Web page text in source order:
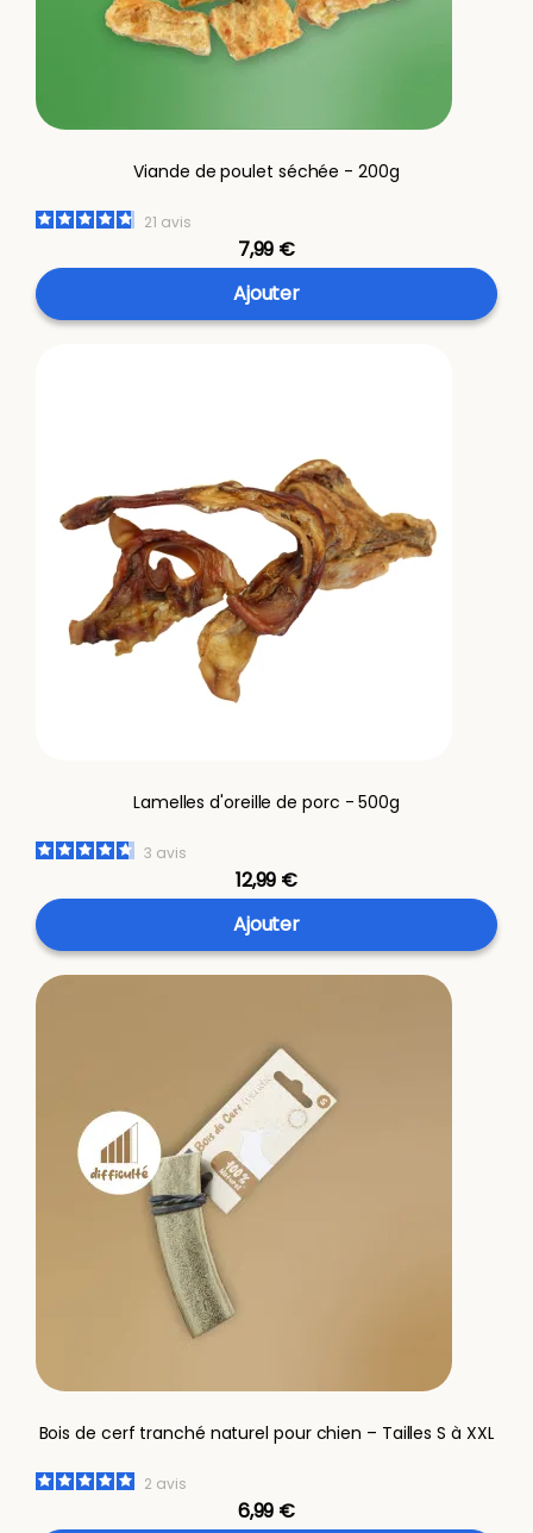
Viande de poulet séchée - 200g
21 avis
7,99 €
Ajouter
Lamelles d'oreille de porc - 500g
3 avis
12,99 €
Ajouter
Bois de cerf tranché naturel pour chien – Tailles S à XXL
2 avis
6,99 €